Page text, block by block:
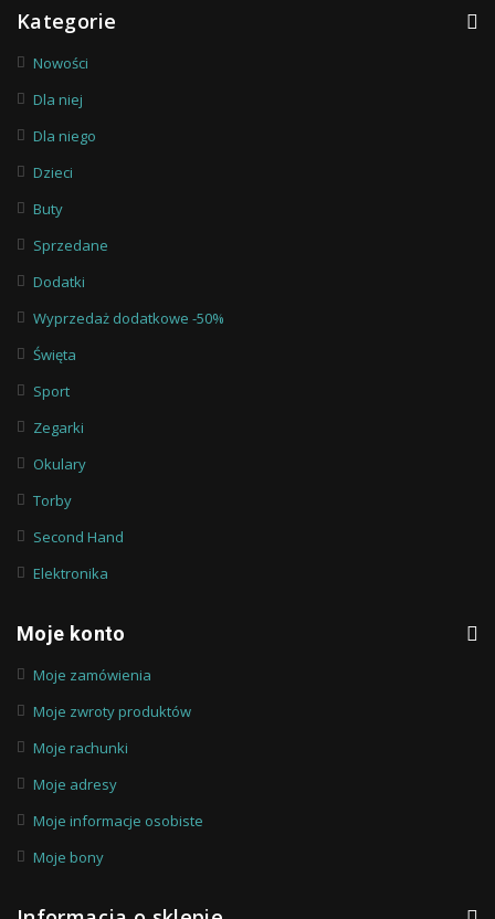
Kategorie
Nowości
Dla niej
Dla niego
Dzieci
Buty
Sprzedane
Dodatki
Wyprzedaż dodatkowe -50%
Święta
Sport
Zegarki
Okulary
Torby
Second Hand
Elektronika
Moje konto
Moje zamówienia
Moje zwroty produktów
Moje rachunki
Moje adresy
Moje informacje osobiste
Moje bony